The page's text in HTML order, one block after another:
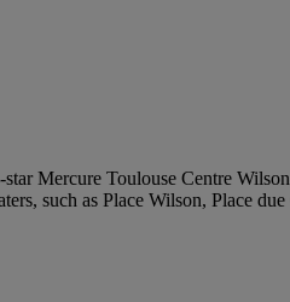
Mercure Toulouse Centre
such as Place Wilson, Place